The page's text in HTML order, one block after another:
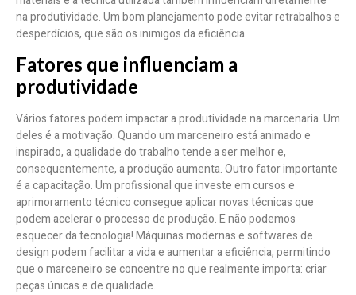
na produtividade. Um bom planejamento pode evitar retrabalhos e
desperdícios, que são os inimigos da eficiência.
Fatores que influenciam a
produtividade
Vários fatores podem impactar a produtividade na marcenaria. Um
deles é a motivação. Quando um marceneiro está animado e
inspirado, a qualidade do trabalho tende a ser melhor e,
consequentemente, a produção aumenta. Outro fator importante
é a capacitação. Um profissional que investe em cursos e
aprimoramento técnico consegue aplicar novas técnicas que
podem acelerar o processo de produção. E não podemos
esquecer da tecnologia! Máquinas modernas e softwares de
design podem facilitar a vida e aumentar a eficiência, permitindo
que o marceneiro se concentre no que realmente importa: criar
peças únicas e de qualidade.